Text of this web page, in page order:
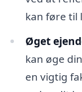
kan føre til
Øget
kan øge
en vigtig